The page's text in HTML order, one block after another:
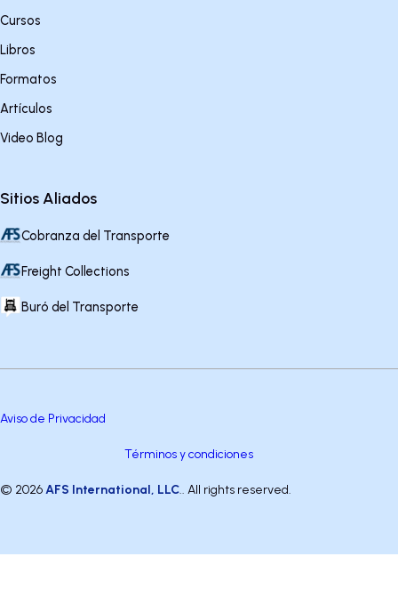
Cursos
Libros
Formatos
Artículos
Video Blog
Sitios Aliados
Cobranza del Transporte
Freight Collections
Buró del Transporte
© 2026AFS International, LLC.. All rights reserved.
Términos y condiciones
Aviso de Privacidad